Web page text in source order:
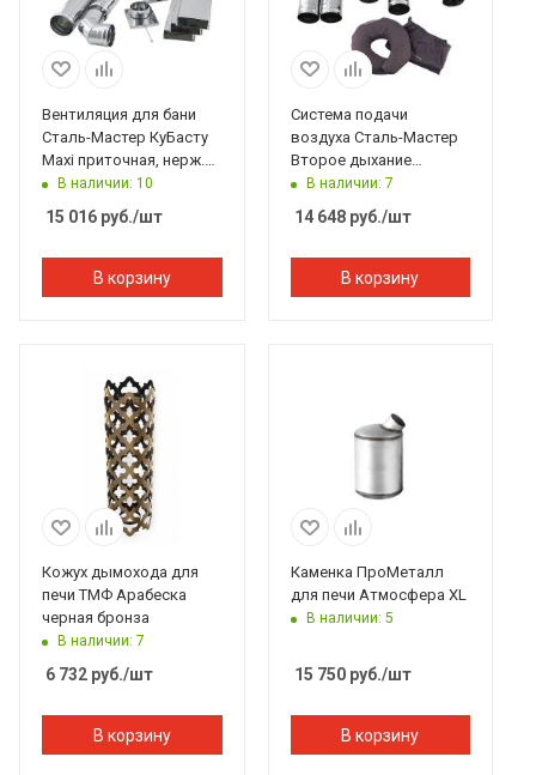
Вентиляция для бани
Сталь-Мастер КуБасту
Maxi приточная, нерж.
(AISI 430/0,5мм)
В наличии: 10
15 016 руб./шт
В корзину
Система подачи
воздуха Сталь-Мастер
Второе дыхание
Standart нерж.(AISI
В наличии: 7
14 648руб./шт
В корзину
Кожух дымохода для
печи ТМФ Арабеска
черная бронза
В наличии: 7
6 732 руб./шт
В корзину
Каменка ПроМеталл
для печи Атмосфера XL
В наличии: 5
15 750руб./шт
В корзину